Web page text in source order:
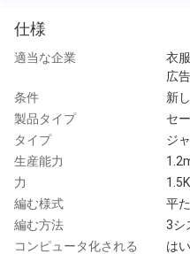
仕様
適当な企業
衣
広
条件
新
製品タイプ
セ
タイプ
ジ
生産能力
力
編む様式
平
編む方法
3シ
コンピュータ化される
はい